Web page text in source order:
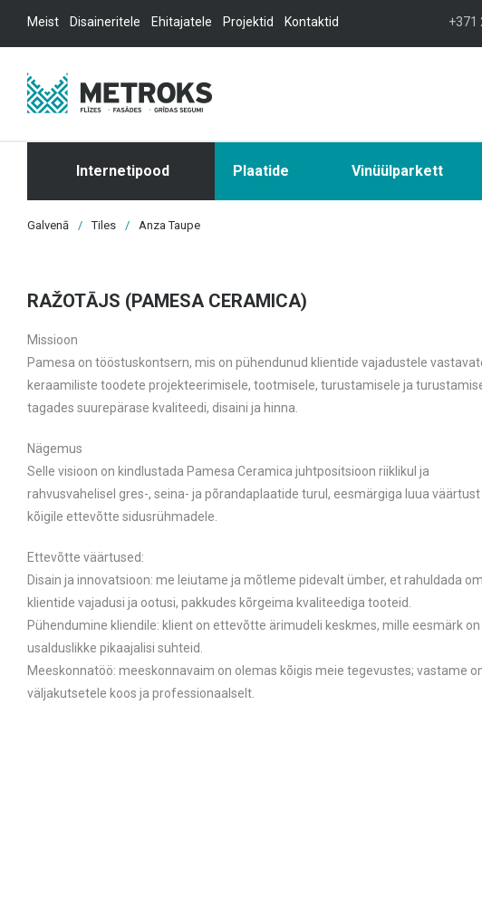
Meist Disaineritele Ehitajatele Projektid Kontaktid +371
Internetipood Plaatide Vinüülparkett
Galvenā / Tiles / Anza Taupe
RAŽOTĀJS (PAMESA CERAMICA)
Missioon
Pamesa on tööstuskontsern, mis on pühendunud klientide vajadustele
keraamiliste toodete projekteerimisele, tootmisele, turustamisele ja
tagades suurepärase kvaliteedi, disaini ja hinna.
Nägemus
Selle visioon on kindlustada Pamesa Ceramica juhtpositsioon riiklikul ja
rahvusvahelisel gres-, seina- ja põrandaplaatide turul, eesmärgiga luua väärtust
kõigile ettevõtte sidusrühmadele.
Ettevõtte väärtused:
Disain ja innovatsioon: me leiutame ja mõtleme pidevalt ümber, et rahuldada
klientide vajadusi ja ootusi, pakkudes kõrgeima kvaliteediga tooteid.
Pühendumine kliendile: klient on ettevõtte ärimudeli keskmes, mille eesmärk on
usalduslikke pikaajalisi suhteid.
Meeskonnatöö: meeskonnavaim on olemas kõigis meie tegevustes; vastame
väljakutsetele koos ja professionaalselt.